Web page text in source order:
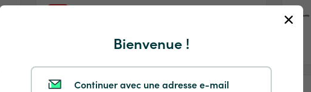
Bienvenue !
Continuer avec une adresse e-mail